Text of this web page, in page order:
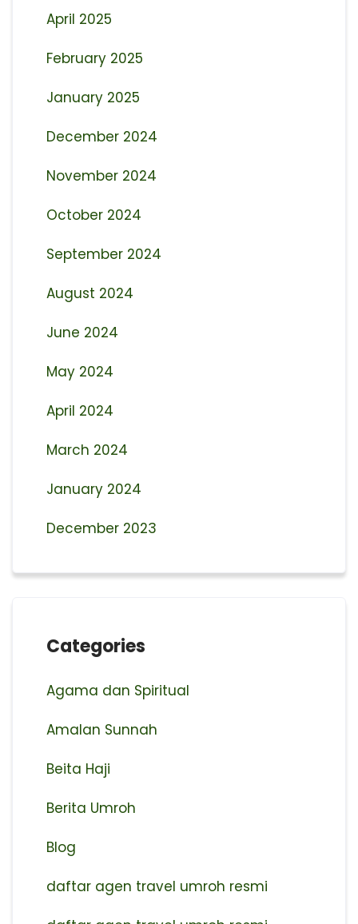
April 2025
February 2025
January 2025
December 2024
November 2024
October 2024
September 2024
August 2024
June 2024
May 2024
April 2024
March 2024
January 2024
December 2023
Categories
Agama dan Spiritual
Amalan Sunnah
Beita Haji
Berita Umroh
Blog
daftar agen travel umroh resmi